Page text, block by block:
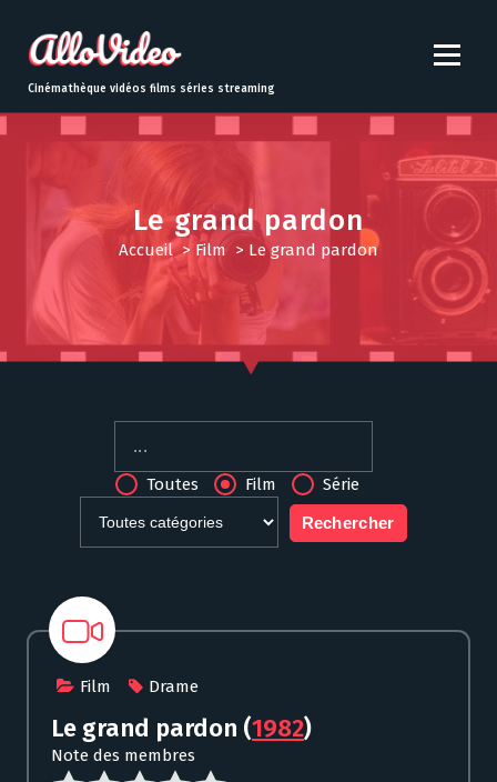
t
o
Cinémathèque vidéos films séries streaming
Le grand pardon
Accueil> Film> Le grand pardon
Toutes Film Série
Film Drame
Le grand pardon (1982)
Note des membres